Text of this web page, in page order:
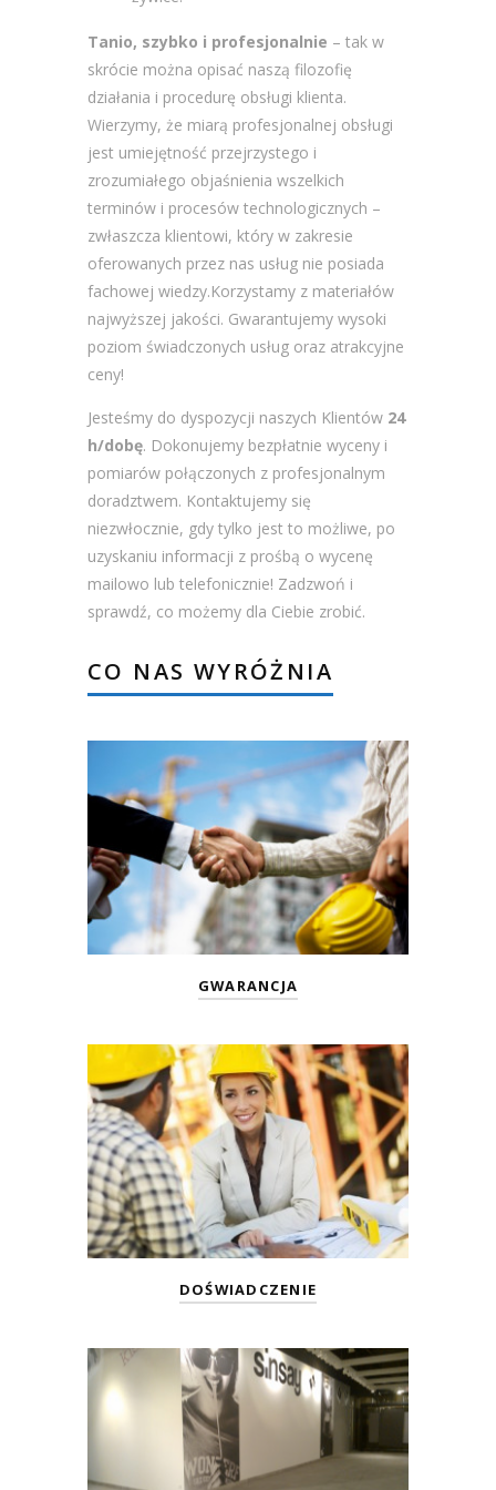
Tanio, szybko i profesjonalnie – tak w
skrócie można opisać naszą filozofię
działania i procedurę obsługi klienta.
Wierzymy, że miarą profesjonalnej obsługi
jest umiejętność przejrzystego i
zrozumiałego objaśnienia wszelkich
terminów i procesów technologicznych –
zwłaszcza klientowi, który w zakresie
oferowanych przez nas usług nie posiada
fachowej wiedzy.Korzystamy z materiałów
najwyższej jakości. Gwarantujemy wysoki
poziom świadczonych usług oraz atrakcyjne
ceny!
Jesteśmy do dyspozycji naszych Klientów 24
h/dobę. Dokonujemy bezpłatnie wyceny i
pomiarów połączonych z profesjonalnym
doradztwem. Kontaktujemy się
niezwłocznie, gdy tylko jest to możliwe, po
uzyskaniu informacji z prośbą o wycenę
mailowo lub telefonicznie! Zadzwoń i
sprawdź, co możemy dla Ciebie zrobić.
CO NAS WYRÓŻNIA
GWARANCJA
DOŚWIADCZENIE